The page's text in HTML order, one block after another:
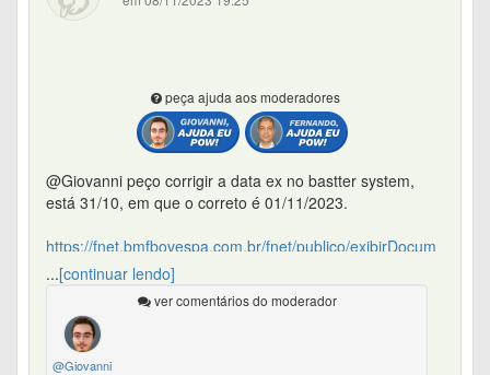
peça ajuda aos moderadores
@Giovanni peço corrigir a data ex no bastter system,
está 31/10, em que o correto é 01/11/2023.
https://fnet.bmfbovespa.com.br/fnet/publico/exibirDocum
ento?id=543969&cvm=true
Obrigado
...[continuar lendo]
ver comentários do moderador
@Giovanni